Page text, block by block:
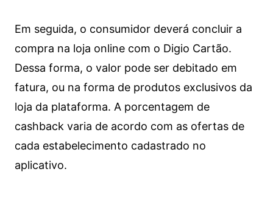
Em seguida, o consumidor deverá concluir a
compra na loja online com o Digio Cartão.
Dessa forma, o valor pode ser debitado em
fatura, ou na forma de produtos exclusivos da
loja da plataforma. A porcentagem de
cashback varia de acordo com as ofertas de
cada estabelecimento cadastrado no
aplicativo.